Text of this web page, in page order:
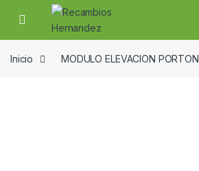
Skip to navigation
Skip to content
Open
Inicio MODULO ELEVACION PORTON